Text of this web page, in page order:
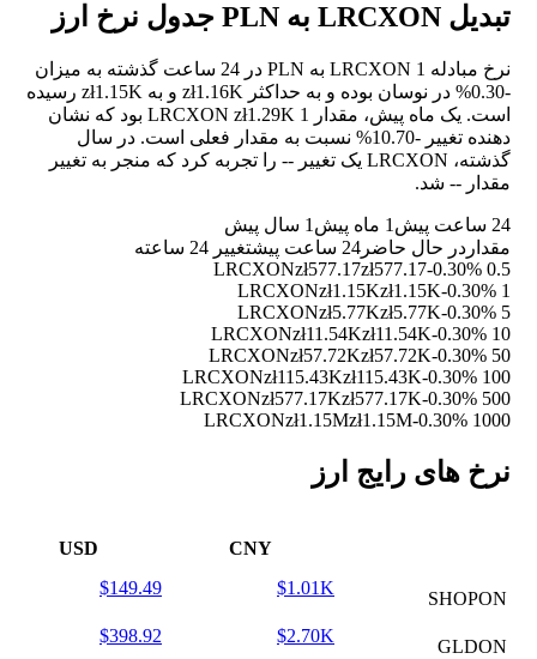
تبدیل LRCXON به PLN جدول نرخ ارز
نرخ مبادله 1 LRCXON به PLN در 24 ساعت گذشته به میزان
-0.30%
در نوسان بوده و به حداکثر zł1.16K و به zł1.15K رسیده
است. یک ماه پیش، مقدار 1 LRCXON zł1.29K بود که نشان
دهنده تغییر -10.70%
نسبت به مقدار فعلی است. در سال
گذشته، LRCXON یک تغییر
-- را تجربه کرد که منجر به تغییر
مقدار -- شد.
24 ساعت پیش 1 ماه پیش
1 سال پیش
مقدار در حال حاضر 24 ساعت پیش
تغییر 24 ساعته
0.5 LRCXON
zł577.17zł577.17-0.30%
1 LRCXON
zł1.15Kzł1.15K-0.30%
5 LRCXON
zł5.77Kzł5.77K-0.30%
10 LRCXON
zł11.54Kzł11.54K-0.30%
50 LRCXON
zł57.72Kzł57.72K-0.30%
100 LRCXON
zł115.43Kzł115.43K-0.30%
500 LRCXON
zł577.17Kzł577.17K-0.30%
1000 LRCXON
zł1.15Mzł1.15M-0.30%
نرخ های رایج ارز
CNY
USD
SHOPON
$1.01K
$149.49
GLDON
$2.70K
$398.92